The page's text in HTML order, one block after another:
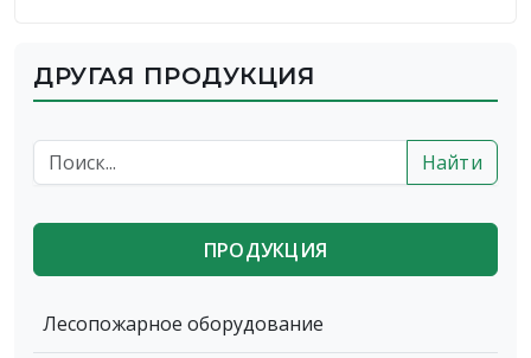
ДРУГАЯ ПРОДУКЦИЯ
Найти
ПРОДУКЦИЯ
Лесопожарное оборудование